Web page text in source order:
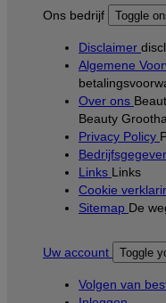
Ons bedrijf Toggle
Disclaimer
Algemene
Over ons
Beauty
Privacy Policy
Links Links
Cookie
Sitemap De
Uw account Toggle
Volgen van